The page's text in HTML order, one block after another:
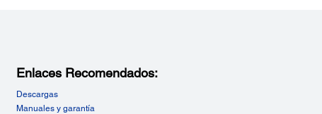
Enlaces Recomendados:
Descargas
Manuales y garantía